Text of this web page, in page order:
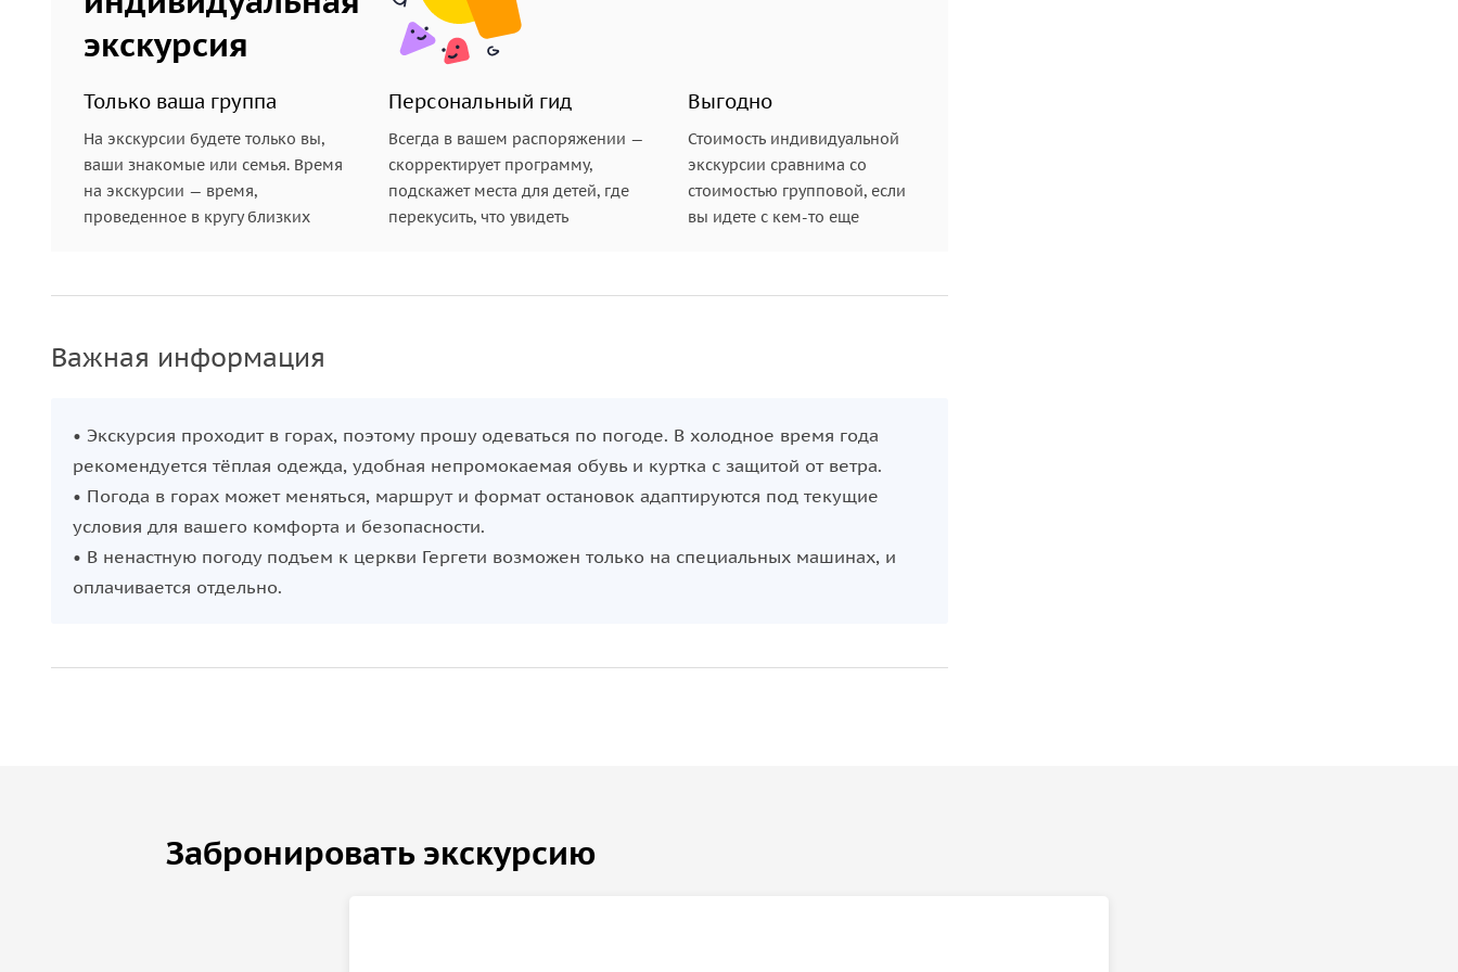
волшебно. По пути остановимся на смотровой площадке «Арка Дружбы» и других красивых местах,
чтобы сделать фотографии и насладиться видами.
Приехав в Казбеги, прогуляемся по живописным точкам, сделаем фотографии на фоне заснеженных
гор и насладимся зимней тишиной и атмосферой этого места. В зависимости от погоды мы устроим
короткую уютную остановку на природе с горячим глинтвейном или чаем и небольшим перекусом.
Это не классический пикник, а скорее зимняя уютная пауза, чтобы согреться, вдохнуть морозный
воздух и насладиться моментом.
экскурсия
Только ваша группа
На экскурсии будете только вы,
ваши знакомые или семья. Время
на экскурсии — время,
проведенное в кругу близких
Персональный гид
Всегда в вашем распоряжении —
скорректирует программу,
подскажет места для детей, где
перекусить, что увидеть
Выгодно
Стоимость индивидуальной
экскурсии сравнима со
стоимостью групповой, если
вы идете с кем-то еще
Важная информация
• Экскурсия проходит в горах, поэтому прошу одеваться по погоде. В холодное время года
рекомендуется тёплая одежда, удобная непромокаемая обувь и куртка с защитой от ветра.
• Погода в горах может меняться, маршрут и формат остановок адаптируются под текущие
условия для вашего комфорта и безопасности.
• В ненастную погоду подъем к церкви Гергети возможен только на специальных машинах, и
оплачивается отдельно.
Забронировать экскурсию